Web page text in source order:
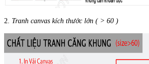
2. Tranh canvas kích thước lớn ( > 60 )